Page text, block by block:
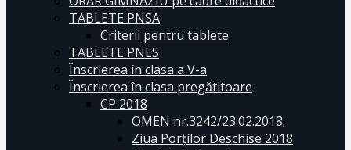
TABLETE PNSA
Criterii pentru tablete
TABLETE PNES
Înscrierea în clasa a V-a
Înscrierea în clasa pregătitoare
CP 2018
OMEN nr.3242/23.02.2018;
Ziua Porților Deschise 2018